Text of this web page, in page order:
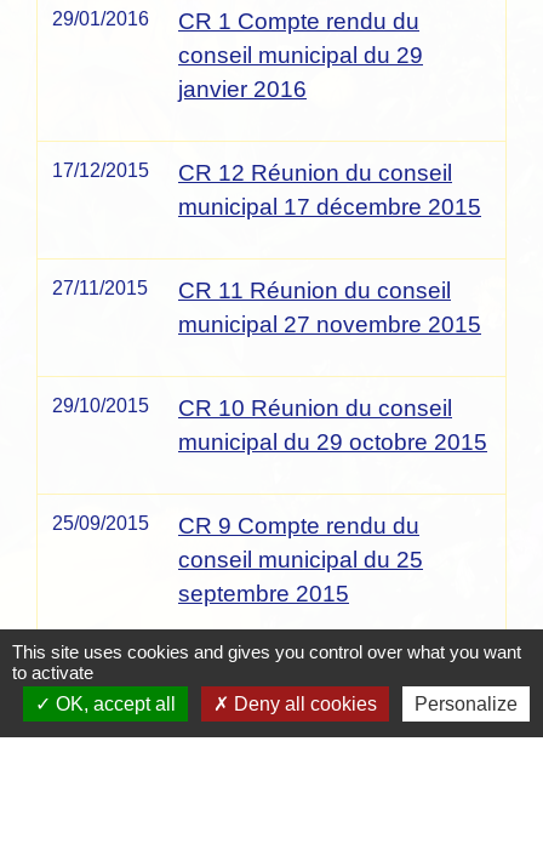
29/01/2016
CR 1 Compte rendu du
conseil municipal du 29
janvier 2016
17/12/2015
CR 12 Réunion du conseil
municipal 17 décembre 2015
27/11/2015
CR 11 Réunion du conseil
municipal 27 novembre 2015
29/10/2015
CR 10 Réunion du conseil
municipal du 29 octobre 2015
25/09/2015
CR 9 Compte rendu du
conseil municipal du 25
septembre 2015
1-2-3-4 -5-6-7-8-9 -10-11-12-13
This site uses cookies and gives you control over what you want
to activate
OK, accept all
Deny all cookies Personalize